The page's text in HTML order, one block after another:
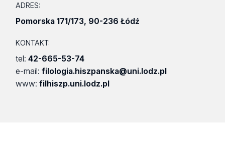
ADRES:
Pomorska 171/173, 90-236 Łódź
KONTAKT:
tel:42-665-53-74
e-mail:filologia.hiszpanska@uni.lodz.pl
www:filhiszp.uni.lodz.pl